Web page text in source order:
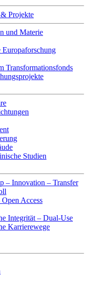
Projekte
und Materie
Transformationsfonds
Studien
– Innovation – Transfer
Access
Integrität – Dual-Use
Karrierewege